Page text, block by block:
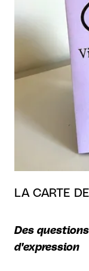
LA CARTE
Des
d'expression